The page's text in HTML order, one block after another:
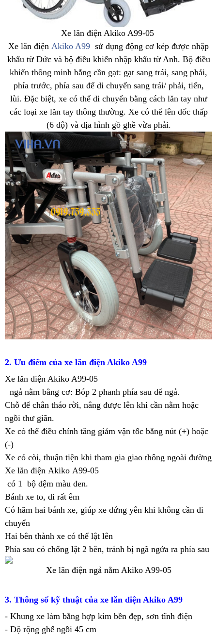
Xe lăn điện Akiko A99-05
Xe lăn điện Akiko A99 sử dụng động cơ kép được nhập
khẩu từ Đức và bộ điều khiển nhập khẩu từ Anh. Bộ điều
khiển thông minh bằng cần gạt: gạt sang trái, sang phải,
phía trước, phía sau để di chuyển sang trái/ phải, tiến,
lùi. Đặc biệt, xe có thể di chuyển bằng cách lăn tay như
các loại xe lăn tay thông thường. Xe có thể lên dốc thấp
(6 độ) và địa hình gồ ghề vừa phải.
2. Ưu điểm của xe lăn điện Akiko A99
Xe lăn điện Akiko A99-05
ngả nằm bằng cơ: Bóp 2 phanh phía sau để ngả.
Chỗ để chân tháo rời, nâng được lên khi cần nằm hoặc
ngồi thư giãn.
Xe có thể điều chỉnh tăng giảm vận tốc bằng nút (+) hoặc
(-)
Xe có còi, thuận tiện khi tham gia giao thông ngoài đường
Xe lăn điện Akiko A99-05
có 1 bộ đệm màu đen.
Bánh xe to, đi rất êm
Có hãm hai bánh xe, giúp xe đứng yên khi không cần di
chuyển
Hai bên thành xe có thể lật lên
Phía sau có chống lật 2 bên, tránh bị ngã ngửa ra phía sau
Xe lăn điện ngả nằm Akiko A99-05
3. Thông số kỹ thuật của xe lăn điện Akiko A99
- Khung xe làm bằng hợp kim bền đẹp, sơn tĩnh điện
- Độ rộng ghế ngồi 45 cm